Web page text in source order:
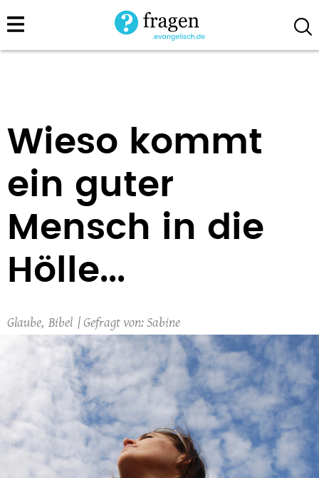
Direkt
zum
Wieso kommt
ein guter
Mensch in die
Hölle...
Glaube Bibel Sabine